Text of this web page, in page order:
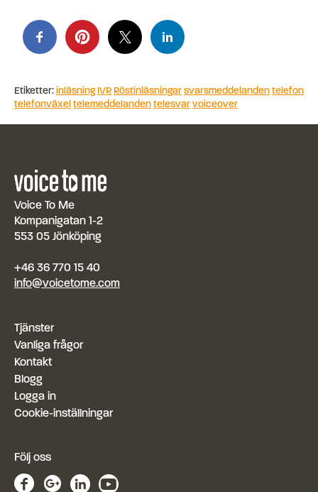
Etiketter:inläsning IVR Röstinläsningarsvarsmeddelandentelefon
telefonväxeltelemeddelandentelesvarvoiceover
Voice To Me
Kompanigatan 1-2
553 05 Jönköping
+46 36 770 15 40
info@voicetome.com
Tjänster
Vanliga frågor
Kontakt
Blogg
Logga in
Cookie-inställningar
Följ oss